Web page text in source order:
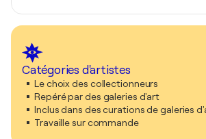
Catégories d'artistes
Le choix des collectionneurs
Repéré par des galeries d'art
Inclus dans des curations de galeries
Travaille sur commande